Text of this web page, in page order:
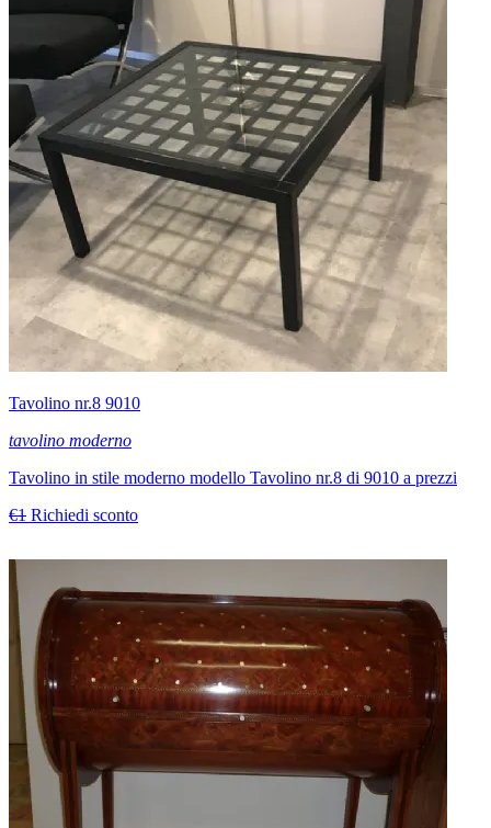
Tavolino nr.8 9010
tavolino moderno
Tavolino in stile moderno modello Tavolino nr.8 di 9010 a prezzi
€1 Richiedi sconto